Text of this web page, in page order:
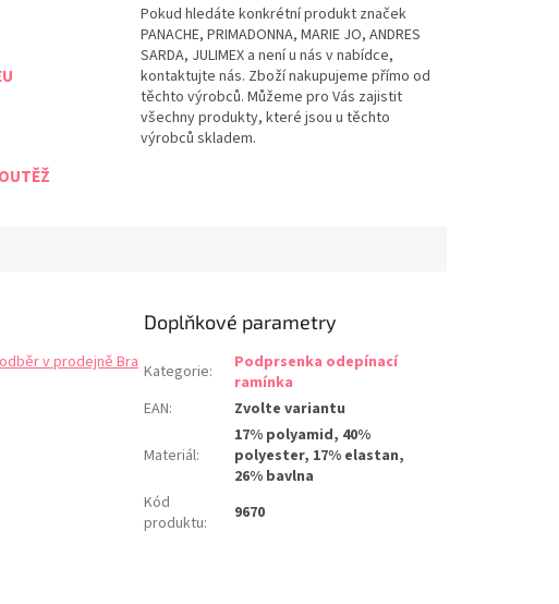
Pokud hledáte konkrétní produkt značek
PANACHE, PRIMADONNA, MARIE JO, ANDRES
SARDA, JULIMEX a není u nás v nabídce,
kontaktujte nás. Zboží nakupujeme přímo od
těchto výrobců. Můžeme pro Vás zajistit
všechny produkty, které jsou u těchto
výrobců skladem.
v prodejně Bra
Doplňkové parametry
Kategorie:
Podprsenka odepínací
ramínka
EAN: Zvolte variantu
Materiál:
17% polyamid, 40%
polyester, 17% elastan,
26% bavlna
Kód
produktu: 9670